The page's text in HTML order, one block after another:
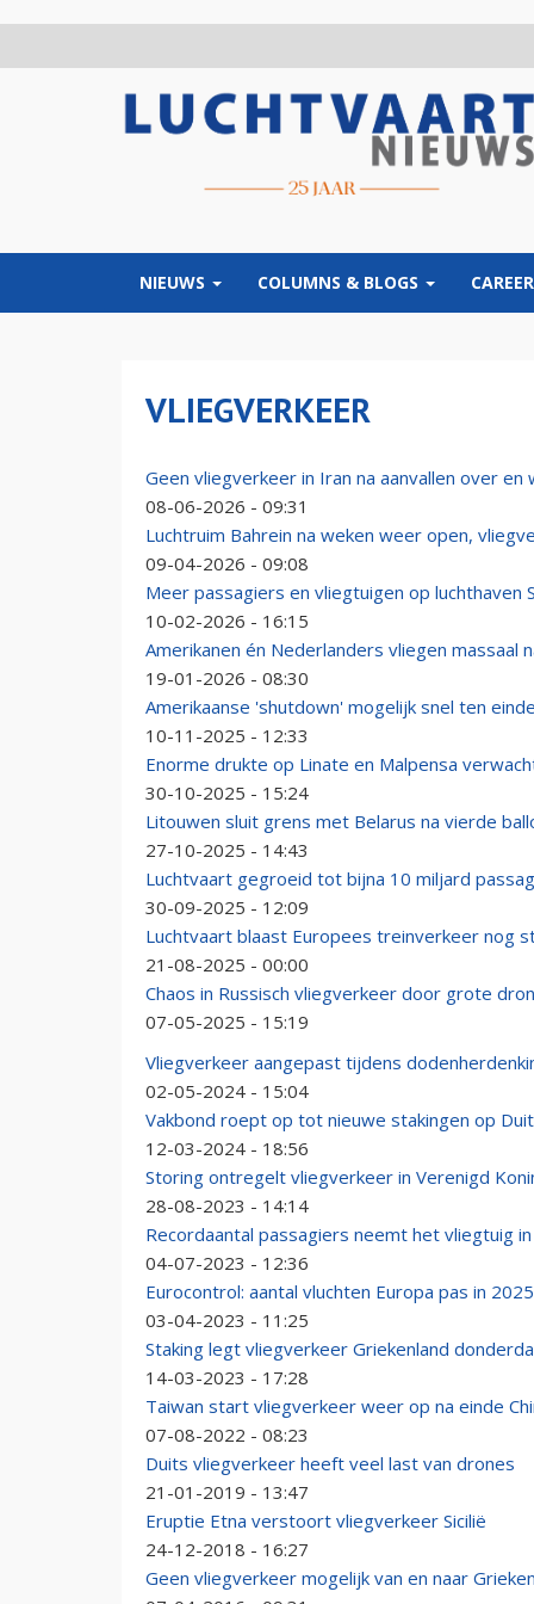
NIEUWS COLUMNS & BLOGS
VLIEGVERKEER
Geen vliegverkeer in Iran na aanvallen over
08-06-2026 - 09:31
Luchtruim Bahrein na weken weer open,
09-04-2026 - 09:08
Meer passagiers en vliegtuigen op luchthaven
10-02-2026 - 16:15
Amerikanen én Nederlanders vliegen massaal
19-01-2026 - 08:30
Amerikaanse 'shutdown' mogelijk snel ten einde
10-11-2025 - 12:33
Enorme drukte op Linate en Malpensa
30-10-2025 - 15:24
Litouwen sluit grens met Belarus na vierde
27-10-2025 - 14:43
Luchtvaart gegroeid tot bijna 10 miljard
30-09-2025 - 12:09
Luchtvaart blaast Europees treinverkeer nog
21-08-2025 - 00:00
Chaos in Russisch vliegverkeer door grote
07-05-2025 - 15:19
Vliegverkeer aangepast tijdens
02-05-2024 - 15:04
Vakbond roept op tot nieuwe stakingen op
12-03-2024 - 18:56
Storing ontregelt vliegverkeer in Verenigd
28-08-2023 - 14:14
Recordaantal passagiers neemt het vliegtuig in
04-07-2023 - 12:36
Eurocontrol: aantal vluchten Europa pas in
03-04-2023 - 11:25
Staking legt vliegverkeer Griekenland
14-03-2023 - 17:28
Taiwan start vliegverkeer weer op na einde
07-08-2022 - 08:23
Duits vliegverkeer heeft veel last van drones
21-01-2019 - 13:47
Eruptie Etna verstoort vliegverkeer Sicilië
24-12-2018 - 16:27
Geen vliegverkeer mogelijk van en naar